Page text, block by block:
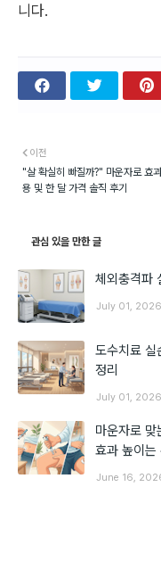
니다.
이전
"살 확실히 빠질까?" 마운자로 효
용 및 한 달 가격 솔직 후기
관심 있을 만한 글
체외충격파
July 01, 2026
도수치료
정리
July 01, 2026
마운자로
효과 높이는
June 16,